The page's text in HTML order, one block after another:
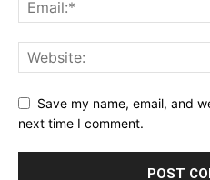
Save my name, email, and
next time I comment.